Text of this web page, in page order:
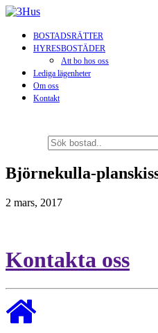
BOSTADSRÄTTER
HYRESBOSTÄDER
Att bo hos oss
Lediga lägenheter
Om oss
Kontakt
Björnekulla-
2 mars, 2017
Kontakta oss